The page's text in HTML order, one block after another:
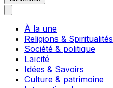
À la une
Religions & Spiritualités
Société & politique
Laïcité
Idées & Savoirs
Culture & patrimoine